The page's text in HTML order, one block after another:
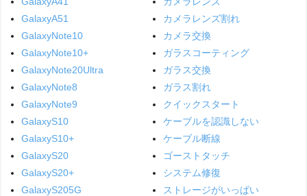
GalaxyA51
GalaxyNote10
GalaxyNote10+
GalaxyNote20Ultra
GalaxyNote8
GalaxyNote9
GalaxyS10
GalaxyS10+
GalaxyS20
GalaxyS20+
GalaxyS205G
カメラレンズ割れ
カメラ交換
ガラスコーティング
ガラス交換
ガラス割れ
クイックスタート
ケーブルを認識しない
ケーブル断線
ゴーストタッチ
システム修復
ストレージがいっぱい